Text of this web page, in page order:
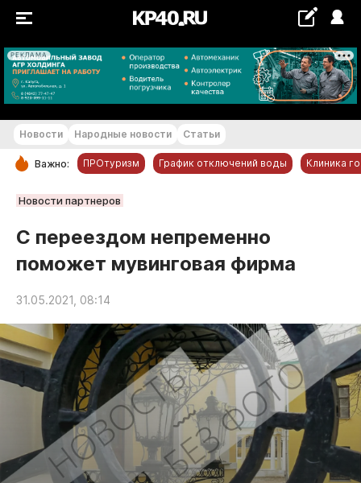
РЕКЛАМА
+14...+15 °С
РУБРИКИ
Новости компаний
Статьи
Народные новости
Авто и транспорт
Благоустройство
Криминал
Культура
Недвижимость и ЖКХ
Образование
Общество
Новости Народные новости Статьи
Важно: ПРОтуризм График отключений воды Клиника
Новости партнеров
С переездом непременно
поможет мувинговая фирма
31.05.2021, 08:14